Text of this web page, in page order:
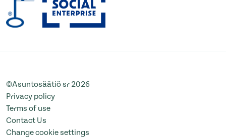
©Asuntosäätiö sr 2026
Privacy policy
Terms of use
Contact Us
Change cookie settings